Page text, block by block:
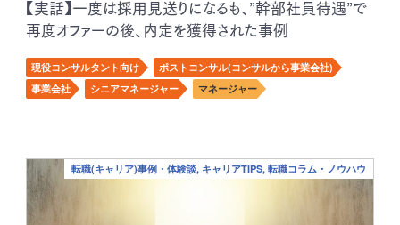
【実話】一度は採用見送りになるも、”幹部社員待遇”で
再度オファーの後、内定を獲得された事例
現役コンサルタント向け
ポストコンサル(コンサルから事業会社)
事業会社
シニアマネージャー マネージャー
転職(キャリア)事例・体験談, キャリアTIPS, 転職コラム・ノウハウ